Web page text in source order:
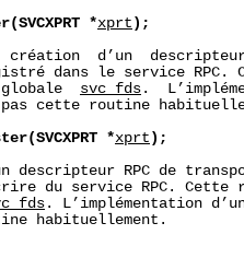
*xprt );
création  d’un
dans le service RPC.
globale
svc_fds .
cette routine
*xprt );
descripteur RPC de
du service RPC. Cette
. L’implémentation
habituellement.